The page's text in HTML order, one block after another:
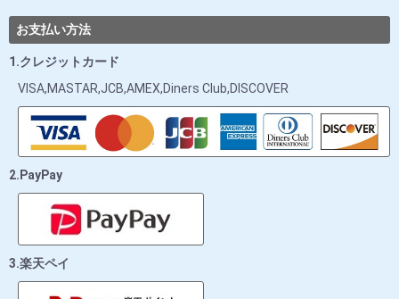
お支払い方法
1.クレジットカード
VISA,MASTAR,JCB,AMEX,Diners Club,DISCOVER
2.PayPay
3.楽天ペイ